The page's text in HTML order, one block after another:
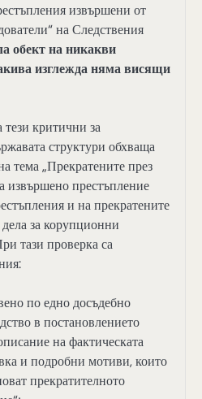
извършени от
на Следствения
обект на никакви
изглежда няма висящи
критични за
структури обхваща
тема „Прекратените през
извършено престъпление
и на прекратените
за корупционни
тази проверка са
по едно досъдебно
в постановлението
на фактическата
и подробни мотиви, които
прекратителното